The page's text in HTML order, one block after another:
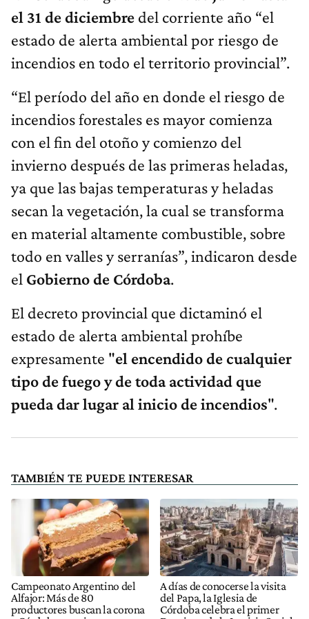
el 31 de diciembre del corriente año “el
estado de alerta ambiental por riesgo de
incendios en todo el territorio provincial”.
“El período del año en donde el riesgo de
incendios forestales es mayor comienza
con el fin del otoño y comienzo del
invierno después de las primeras heladas,
ya que las bajas temperaturas y heladas
secan la vegetación, la cual se transforma
en material altamente combustible, sobre
todo en valles y serranías”, indicaron desde
el Gobierno de Córdoba.
El decreto provincial que dictaminó el
estado de alerta ambiental prohíbe
expresamente "el encendido de cualquier
tipo de fuego y de toda actividad que
pueda dar lugar al inicio de incendios".
TAMBIÉN TE PUEDE INTERESAR
Campeonato Argentino del
Alfajor: Más de 80
productores buscan la corona
A días de conocerse la visita
del Papa, la Iglesia de
Córdoba celebra el primer